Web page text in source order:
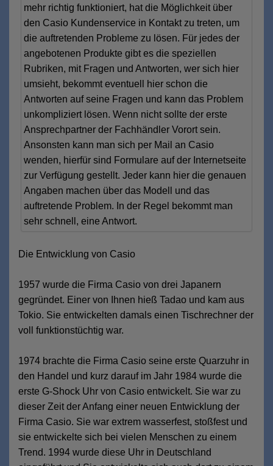
mehr richtig funktioniert, hat die Möglichkeit über
den Casio Kundenservice in Kontakt zu treten, um
die auftretenden Probleme zu lösen. Für jedes der
angebotenen Produkte gibt es die speziellen
Rubriken, mit Fragen und Antworten, wer sich hier
umsieht, bekommt eventuell hier schon die
Antworten auf seine Fragen und kann das Problem
unkompliziert lösen. Wenn nicht sollte der erste
Ansprechpartner der Fachhändler Vorort sein.
Ansonsten kann man sich per Mail an Casio
wenden, hierfür sind Formulare auf der Internetseite
zur Verfügung gestellt. Jeder kann hier die genauen
Angaben machen über das Modell und das
auftretende Problem. In der Regel bekommt man
sehr schnell, eine Antwort.
Die Entwicklung von Casio
1957 wurde die Firma Casio von drei Japanern
gegründet. Einer von Ihnen hieß Tadao und kam aus
Tokio. Sie entwickelten damals einen Tischrechner der
voll funktionstüchtig war.
1974 brachte die Firma Casio seine erste Quarzuhr in
den Handel und kurz darauf im Jahr 1984 wurde die
erste G-Shock Uhr von Casio entwickelt. Sie war zu
dieser Zeit der Anfang einer neuen Entwicklung der
Firma Casio. Sie war extrem wasserfest, stoßfest und
sie entwickelte sich bei vielen Menschen zu einem
Trend. 1994 wurde diese Uhr in Deutschland